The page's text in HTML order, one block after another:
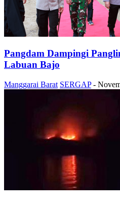
Pangdam Dampingi
Labuan Bajo
Manggarai Barat SERGAP -